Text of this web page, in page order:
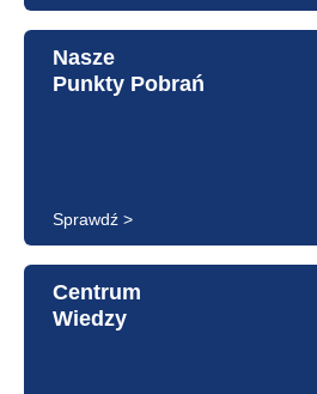
Nasze
Punkty Pobrań
Sprawdź >
Centrum
Wiedzy